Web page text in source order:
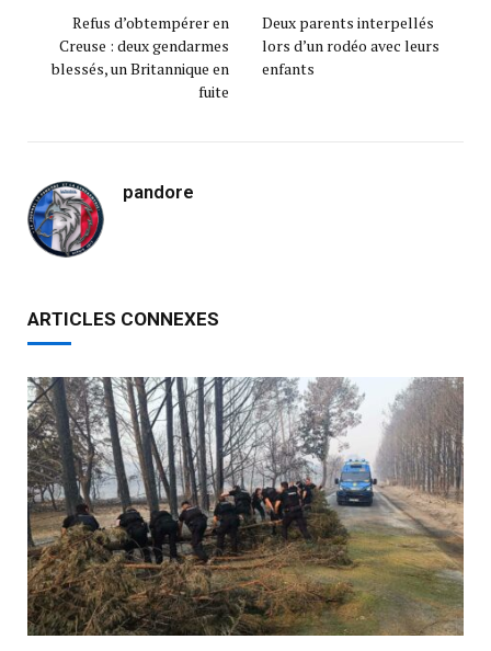
Refus d’obtempérer en
Creuse : deux gendarmes
blessés, un Britannique en
fuite
Deux parents interpellés
lors d’un rodéo avec leurs
enfants
pandore
ARTICLES CONNEXES